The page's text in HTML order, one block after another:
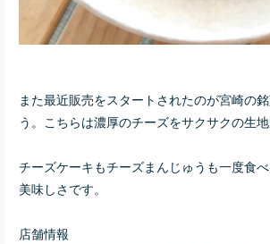
また最近販売をスタートされたのが宮崎の
う。こちらは濃厚のチーズをサクサクの生地
チーズケーキもチーズまんじゅうも一度食
美味しさです。
店舗情報